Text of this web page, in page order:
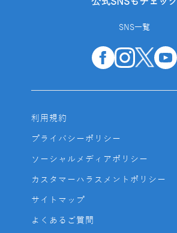
SNS一覧
利用規約
プライバシーポリシー
ソーシャルメディアポリシー
カスタマーハラスメントポリシー
サイトマップ
よくあるご質問